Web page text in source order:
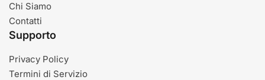
Chi Siamo
Contatti
Supporto
Privacy Policy
Termini di Servizio